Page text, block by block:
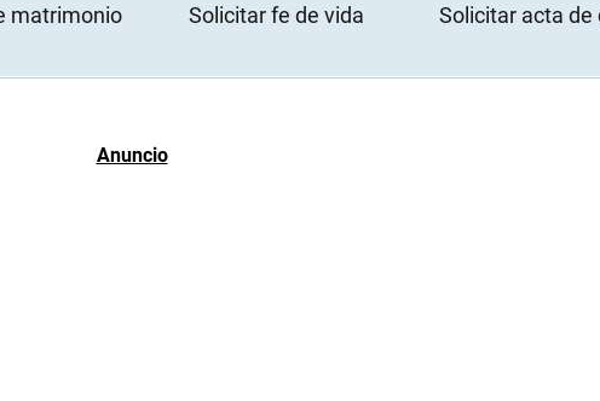
matrimonio Solicitar fe de vida Solicitar acta de